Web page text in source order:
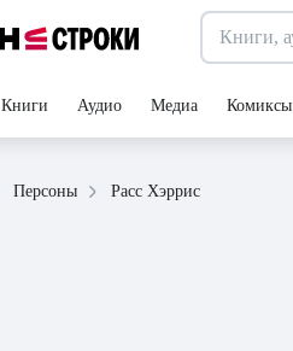
Книги Аудио Медиа Комиксы
Персоны Расс Хэррис